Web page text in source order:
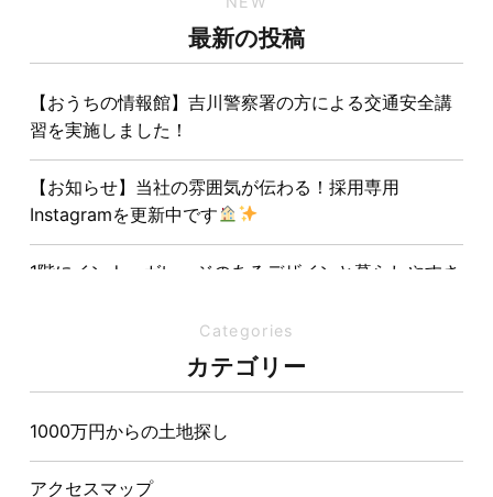
最新の投稿
【おうちの情報館】吉川警察署の方による交通安全講
習を実施しました！
【お知らせ】当社の雰囲気が伝わる！採用専用
Instagramを更新中です
1階にインナーガレージのあるデザインと暮らしやすさ
夏の熱中症対策は家づくりから。屋根・壁・基礎の構
造が快適さをつくる理由
【埼玉県経営品質知事賞】大野知事へ受賞のご報告と
表敬訪問を行いました
Categories
カテゴリー
1000万円からの土地探し
アクセスマップ